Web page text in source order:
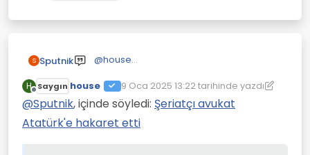
S Sputnik @house
şeriatçı açıklamalarıyla tanınan biriydi.
Sonra Mesih olduğunu ilan etti.
Ne oluyor bunlara anlamıyorum.
Şeriatçılar kafayı yiyorlar. Zaten çok
H
Çevrimdışı
Saygın house 9 Oca 2025 13:22tarihinde yazdı
Son düzenleyen: house1 Eyl 2025 13:23
@Sputnik, içinde söyledi: Şeriatçı avukat
Atatürk'e hakaret etti